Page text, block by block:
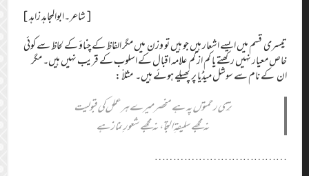
[شاعر۔ابوالمجاہد زاہد]
تیسری قسم میں ایسے اشعار ہیں جو ہیں تو وزن میں مگر الفاظ کے چناؤ کے لحاظ سے کوئی
خاص معیار نہیں رکھتے یا کم از کم علامہ اقبال کے اسلوب کے قریب نہیں ہیں۔ مگر
ان کے نام سے سوشل میڈیا پر پھیلے ہوئے ہیں۔ مثلاْ :
تِری رحمتوں پہ ہے منحصر میرے ہر عمل کی قبولیت
نہ مجھے سلیقہِ التجا، نہ مجھے شعورِ نماز ہے
………………………………